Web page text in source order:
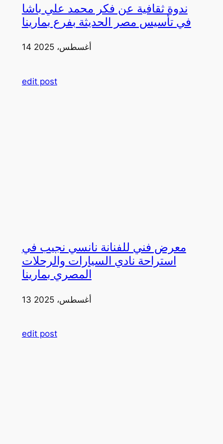
ندوة ثقافية عن فكر محمد علي باشا
في تأسيس مصر الحديثة بفرع بمارينا
14 أغسطس، 2025
edit post
معرض فني للفنانة نانسي نجيب في
استراحة نادي السيارات والرحلات
المصري بمارينا
13 أغسطس، 2025
edit post